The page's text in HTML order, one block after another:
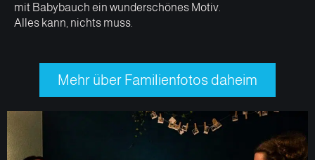
mit Babybauch ein wunderschönes Motiv.
Alles kann, nichts muss.
Mehr über Familienfotos daheim